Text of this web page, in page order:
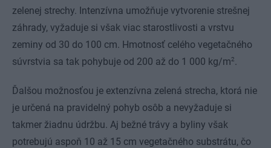
zelenej strechy. Intenzívna umožňuje vytvorenie strešnej
záhrady, vyžaduje si však viac starostlivosti a vrstvu
zeminy od 30 do 100 cm. Hmotnosť celého vegetačného
súvrstvia sa tak pohybuje od 200 až do 1 000 kg/m2.
Ďalšou možnosťou je extenzívna zelená strecha, ktorá nie
je určená na pravidelný pohyb osôb a nevyžaduje si
takmer žiadnu údržbu. Aj bežné trávy a byliny však
potrebujú aspoň 10 až 15 cm vegetačného substrátu, čo